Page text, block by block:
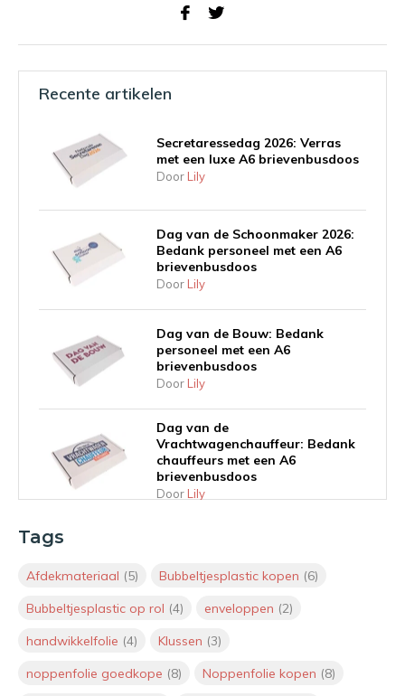
Recente artikelen
Secretaressedag 2026: Verras
met een luxe A6 brievenbusdoos
Door Lily
Dag van de Schoonmaker 2026:
Bedank personeel met een A6
brievenbusdoos
Door Lily
Dag van de Bouw: Bedank
personeel met een A6
brievenbusdoos
Door Lily
Dag van de
Vrachtwagenchauffeur: Bedank
chauffeurs met een A6
brievenbusdoos
Door Lily
themaverpakking
Lily
Interview Lily van Maanen: Jouw
VerpakkingenXL
Tags
Afdekmateriaal (5) Bubbeltjesplastic kopen (6)
Bubbeltjesplastic op rol (4) enveloppen (2)
handwikkelfolie (4) Klussen (3)
noppenfolie goedkope (8) Noppenfolie kopen (8)